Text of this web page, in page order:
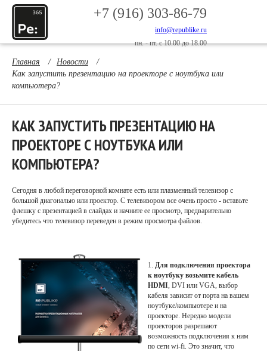
+7 (916) 303-86-79
info@republike.ru
пн. - пт. с 10.00 до 18.00
Главная / Новости
/
Как запустить презентацию на проекторе с ноутбука или
компьютера?
КАК ЗАПУСТИТЬ ПРЕЗЕНТАЦИЮ НА
ПРОЕКТОРЕ С НОУТБУКА ИЛИ
КОМПЬЮТЕРА?
Сегодня в любой переговорной комнате есть или плазменный телевизор с
большой диагональю или проектор. С телевизором все очень просто - вставьте
флешку с презентацией в слайдах и начните ее просмотр, предварительно
убедитесь что телевизор переведен в режим просмотра файлов.
1. Для подключения проектора
к ноутбуку возьмите кабель
HDMI, DVI или VGA, выбор
кабеля зависит от порта на вашем
ноутбуке/компьютере и на
проекторе. Нередко модели
проекторов разрешают
возможность подключения к ним
по сети wi-fi. Это значит, что